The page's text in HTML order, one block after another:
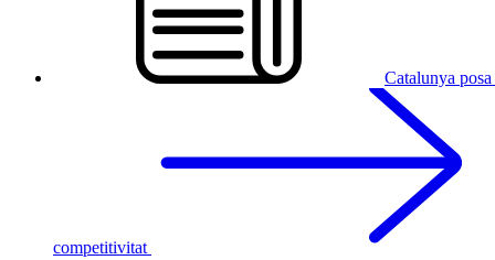
Catalunya
competitivitat